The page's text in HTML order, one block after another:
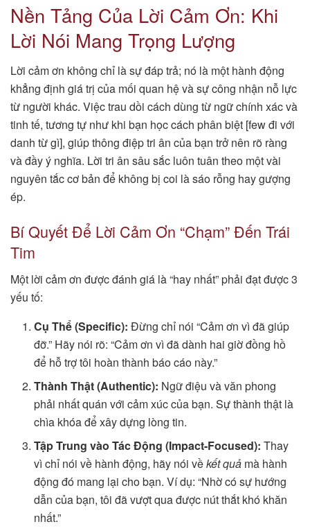
Nền Tảng Của Lời Cảm Ơn: Khi
Lời Nói Mang Trọng Lượng
Lời cảm ơn không chỉ là sự đáp trả; nó là một hành động
khẳng định giá trị của mối quan hệ và sự công nhận nỗ lực
từ người khác. Việc trau dồi cách dùng từ ngữ chính xác và
tinh tế, tương tự như khi bạn học cách phân biệt [few đi với
danh từ gì], giúp thông điệp tri ân của bạn trở nên rõ ràng
và đầy ý nghĩa. Lời tri ân sâu sắc luôn tuân theo một vài
nguyên tắc cơ bản để không bị coi là sáo rỗng hay gượng
ép.
Bí Quyết Để Lời Cảm Ơn “Chạm” Đến Trái
Tim
Một lời cảm ơn được đánh giá là “hay nhất” phải đạt được 3
yếu tố:
Cụ Thể (Specific): Đừng chỉ nói “Cảm ơn vì đã giúp
đỡ.” Hãy nói rõ: “Cảm ơn vì đã dành hai giờ đồng hồ
để hỗ trợ tôi hoàn thành báo cáo này.”
Thành Thật (Authentic): Ngữ điệu và văn phong
phải nhất quán với cảm xúc của bạn. Sự thành thật là
chìa khóa để xây dựng lòng tin.
Tập Trung vào Tác Động (Impact-Focused): Thay
vì chỉ nói về hành động, hãy nói vềkết quả mà hành
động đó mang lại cho bạn. Ví dụ: “Nhờ có sự hướng
dẫn của bạn, tôi đã vượt qua được nút thắt khó khăn
nhất.”